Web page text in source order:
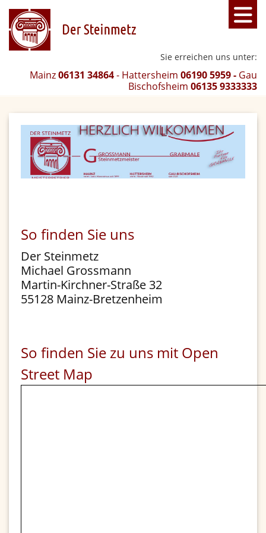
Sie erreichen uns unter:
Mainz06131 34864- Hattersheim 06190 5959 - Gau
Bischofsheim 06135 9333333
So finden Sie uns
Der Steinmetz
Michael Grossmann
Martin-Kirchner-Straße 32
55128 Mainz-Bretzenheim
So finden Sie zu uns mit Open
Street Map